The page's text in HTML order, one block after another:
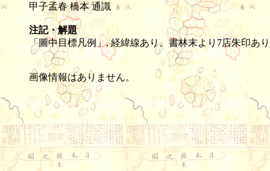
甲子孟春 橋本 通識
注記・解題
「圖中目標凡例」, 経緯線あり。書林末より7店朱印あ
画像情報はありません。